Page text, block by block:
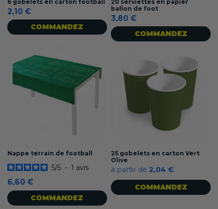
6 gobelets en carton football
2,10 €
COMMANDEZ
20 serviettes en papier
ballon de foot
3,80 €
COMMANDEZ
Nappe terrain de football
5/5 - 1 avis
6,60 €
COMMANDEZ
25 gobelets en carton Vert
Olive
à partir de 2,04 €
COMMANDEZ